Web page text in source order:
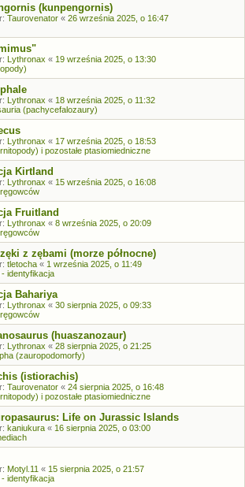
(kunpengornis)
Taurovenator « 26 września 2025, o 16:47
Lythronax « 19 września 2025, o 13:30
Lythronax « 18 września 2025, o 11:32
(pachycefalozaury)
Lythronax « 17 września 2025, o 18:53
i pozostałe ptasiomiedniczne
Kirtland
Lythronax « 15 września 2025, o 16:08
Fruitland
Lythronax « 8 września 2025, o 20:09
z zębami (morze północne)
tletocha « 1 września 2025, o 11:49
- identyfikacja
Bahariya
Lythronax « 30 sierpnia 2025, o 09:33
(huaszanozaur)
Lythronax « 28 sierpnia 2025, o 21:25
(zauropodomorfy)
(istiorachis)
Taurovenator « 24 sierpnia 2025, o 16:48
i pozostałe ptasiomiedniczne
Life on Jurassic Islands
kaniukura « 16 sierpnia 2025, o 03:00
Motyl.11 « 15 sierpnia 2025, o 21:57
- identyfikacja